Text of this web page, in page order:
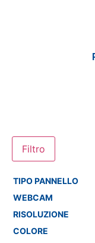
Filtro
TIPO PANNELLO
WEBCAM
RISOLUZIONE
COLORE